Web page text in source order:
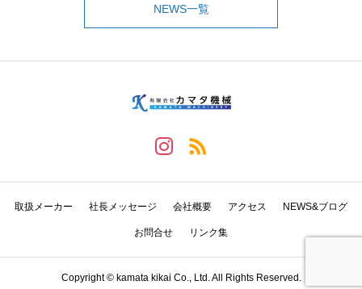
NEWS一覧
取扱メーカー 社長メッセージ 会社概要 アクセス NEWS&ブログ
お問合せ リンク集
Copyright © kamata kikai Co., Ltd. All Rights Reserved.